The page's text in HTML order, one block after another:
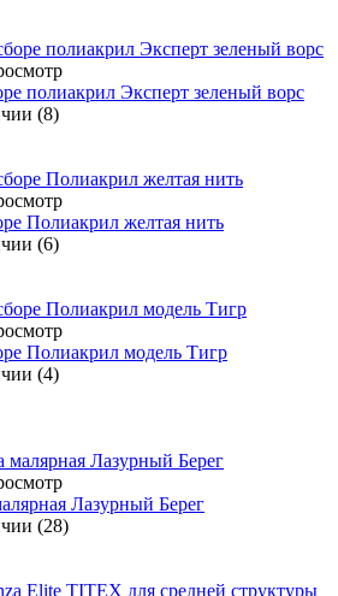
полиакрил Эксперт зеленый ворс
(8)
Полиакрил желтая нить
(6)
Полиакрил модель Тигр
(4)
Лазурный Берег
(28)